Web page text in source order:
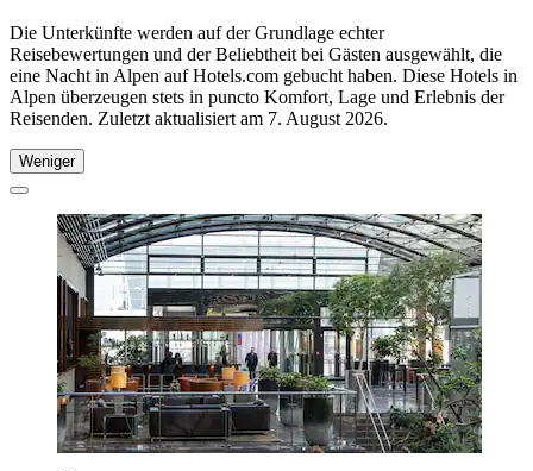
Die Unterkünfte werden auf der Grundlage echter
Reisebewertungen und der Beliebtheit bei Gästen ausgewählt, die
eine Nacht in Alpen auf Hotels.com gebucht haben. Diese Hotels in
Alpen überzeugen stets in puncto Komfort, Lage und Erlebnis der
Reisenden. Zuletzt aktualisiert am 7. August 2026.
Weniger